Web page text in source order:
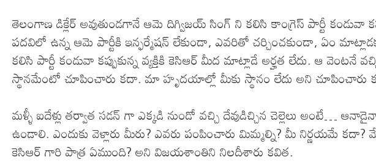
తెలంగాణ డిక్లేర్ అవుతుండగానే ఆమె దిగ్విజయ్ సింగ్ ని కలిసి కాంగ్రెస్ పార్టీ కండువా
పదవిలో ఉన్న ఆమె పార్టీకి ఇన్ఫర్మేషన్ లేకుండా, ఎవరితో చర్చించకుండా, ఏం
కలిసి పార్టీ కండువా కప్పుకున్న వ్యక్తికి కెసిఆర్ మీద మాట్లాడే అర్హత లేదు. ఆ వెంటనే
స్థానమేంటో చూపించారు కదా. మా హృదయాల్లో మీకు స్థానం లేదు అని చూపించారు
మళ్ళీ ఐదేళ్లు తర్వాత సడన్ గా ఎక్కడి నుండో వచ్చి దేవుడిచ్చిన చెల్లెలు అంటే…
ఉండాలి. ఎందుకు వెళ్లారు మీరు? ఎవరు పంపించారు మిమ్మల్ని? మీ నిర్ణయమే
కెసిఆర్ గారి పాత్ర ఏముంది? అని విజయశాంతిని నిలదీశారు కవిత.